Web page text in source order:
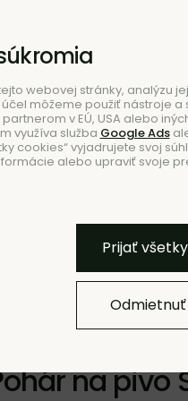
BESTSELLER
na pivo
Pridať k
webovej stránky, analýzu
môžeme použiť nástroje a
v EÚ, USA alebo
využíva služba Google Ads
cookies“ vyjadrujete svoj
alebo upraviť svoje
Prijať